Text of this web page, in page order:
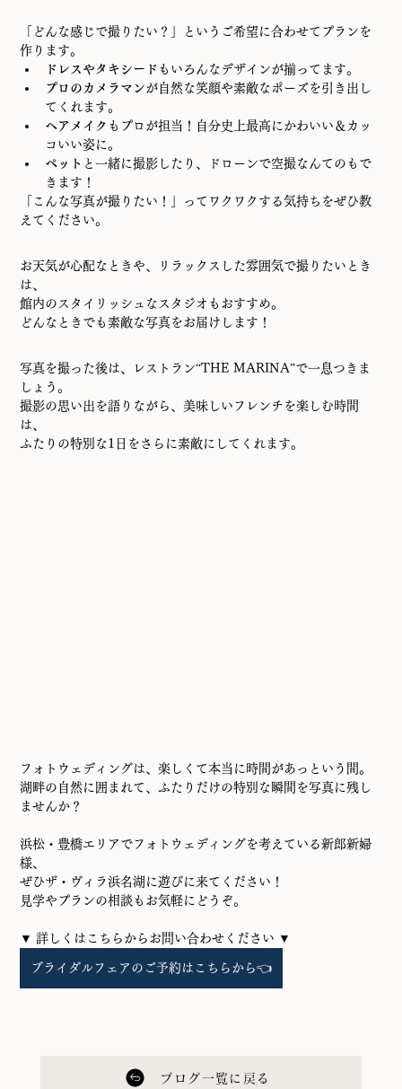
ブログ一覧に戻る
「どんな感じで撮りたい？」というご希望に合わせてプランを
作ります。
ドレスやタキシード もいろんなデザインが揃ってます。
プロのカメラマンが自然な笑顔や素敵なポーズを引き出し
てくれます。
ヘアメイク もプロが担当！自分史上最高にかわいい＆カッ
コいい姿に。
ペット と一緒に撮影したり、ドローンで空撮なんてのもで
きます！
「こんな写真が撮りたい！」ってワクワクする気持ちをぜひ教
えてください。
お天気が心配なときや、リラックスした雰囲気で撮りたいとき
は、
館内のスタイリッシュなスタジオもおすすめ。
どんなときでも素敵な写真をお届けします！
写真を撮った後は、レストラン“THE MARINA”で一息つきま
しょう。
撮影の思い出を語りながら、美味しいフレンチを楽しむ時間
は、
ふたりの特別な1日をさらに素敵にしてくれます。
フォトウェディングは、楽しくて本当に時間があっという間。
湖畔の自然に囲まれて、ふたりだけの特別な瞬間を写真に残し
ませんか？
浜松・豊橋エリアでフォトウェディングを考えている新郎新婦
様、
ぜひザ・ヴィラ浜名湖に遊びに来てください！
見学やプランの相談もお気軽にどうぞ。
▼ 詳しくはこちらからお問い合わせください ▼
ブライダルフェアのご予約はこちらから👈